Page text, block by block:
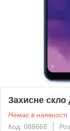
Захисне скло
Немає в наявності
Код: 088668